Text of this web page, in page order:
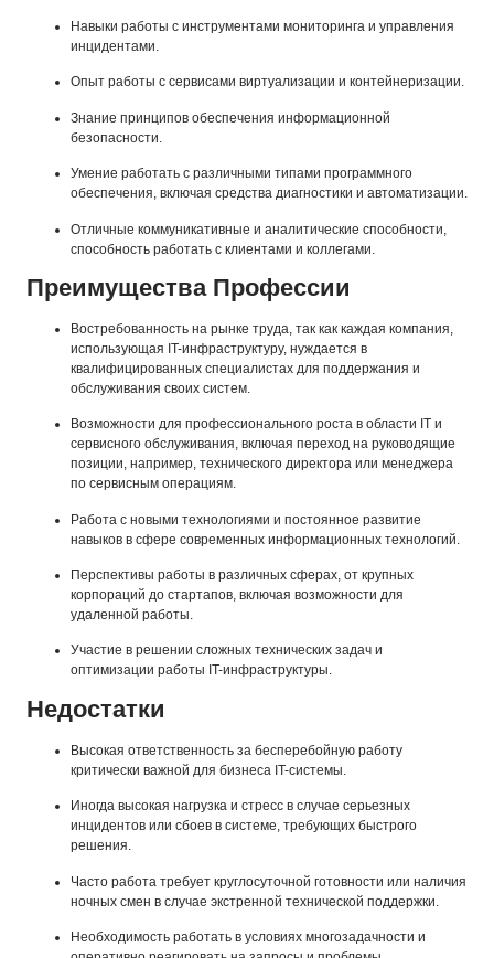
Навыки работы с инструментами мониторинга и управления
инцидентами.
Опыт работы с сервисами виртуализации и контейнеризации.
Знание принципов обеспечения информационной
безопасности.
Умение работать с различными типами программного
обеспечения, включая средства диагностики и автоматизации.
Отличные коммуникативные и аналитические способности,
способность работать с клиентами и коллегами.
Преимущества Профессии
Востребованность на рынке труда, так как каждая компания,
использующая IT-инфраструктуру, нуждается в
квалифицированных специалистах для поддержания и
обслуживания своих систем.
Возможности для профессионального роста в области IT и
сервисного обслуживания, включая переход на руководящие
позиции, например, технического директора или менеджера
по сервисным операциям.
Работа с новыми технологиями и постоянное развитие
навыков в сфере современных информационных технологий.
Перспективы работы в различных сферах, от крупных
корпораций до стартапов, включая возможности для
удаленной работы.
Участие в решении сложных технических задач и
оптимизации работы IT-инфраструктуры.
Недостатки
Высокая ответственность за бесперебойную работу
критически важной для бизнеса IT-системы.
Иногда высокая нагрузка и стресс в случае серьезных
инцидентов или сбоев в системе, требующих быстрого
решения.
Часто работа требует круглосуточной готовности или наличия
ночных смен в случае экстренной технической поддержки.
Необходимость работать в условиях многозадачности и